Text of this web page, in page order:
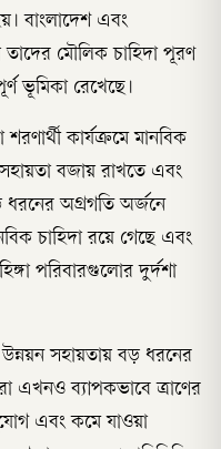
বাংলাদেশ এবং
তাদের মৌলিক চাহিদা পূরণ
ভূমিকা রেখেছে।
কার্যক্রমে মানবিক
সহায়তা বজায় রাখতে এবং
ধরনের অগ্রগতি অর্জনে
চাহিদা রয়ে গেছে এবং
পরিবারগুলোর দুর্দশা
সহায়তায় বড় ধরনের
এখনও ব্যাপকভাবে ত্রাণের
এবং কমে যাওয়া